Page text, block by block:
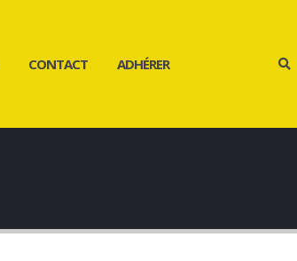
CONTACT ADHÉRER